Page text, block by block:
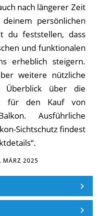
nach längerer Zeit
persönlichen
du feststellen, dass
und funktionalen
erheblich steigern.
weitere nützliche
Überblick über die
für den Kauf von
Ausführliche
Sichtschutz findest
MÄRZ 2025